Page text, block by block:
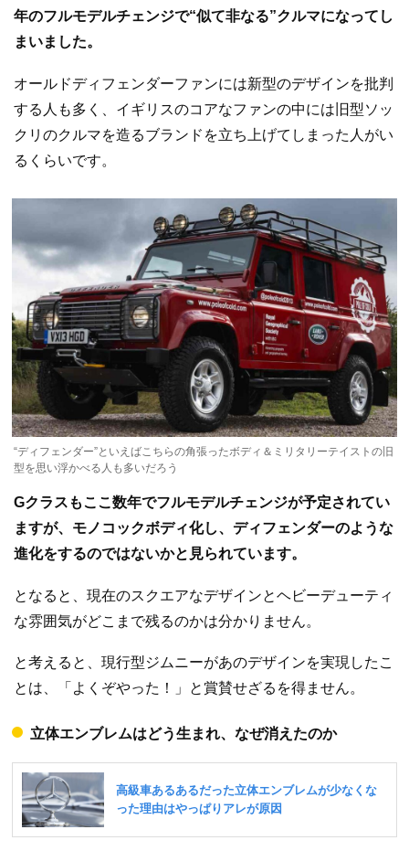
年のフルモデルチェンジで“似て非なる”クルマになってし
まいました。
オールドディフェンダーファンには新型のデザインを批判
する人も多く、イギリスのコアなファンの中には旧型ソッ
クリのクルマを造るブランドを立ち上げてしまった人がい
るくらいです。
“ディフェンダー”といえばこちらの角張ったボディ＆ミリタリーテイストの旧
型を思い浮かべる人も多いだろう
Gクラスもここ数年でフルモデルチェンジが予定されてい
ますが、モノコックボディ化し、ディフェンダーのような
進化をするのではないかと見られています。
となると、現在のスクエアなデザインとヘビーデューティ
な雰囲気がどこまで残るのかは分かりません。
と考えると、現行型ジムニーがあのデザインを実現したこ
とは、「よくぞやった！」と賞賛せざるを得ません。
立体エンブレムはどう生まれ、なぜ消えたのか